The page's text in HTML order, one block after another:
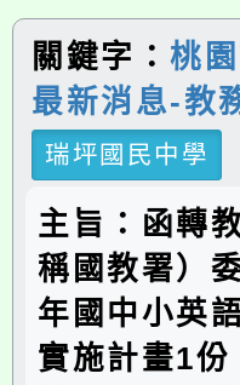
關鍵字：桃
最新消息-教
瑞坪國民中學
主旨：函轉
稱國教署）
年國中小英
實施計畫1